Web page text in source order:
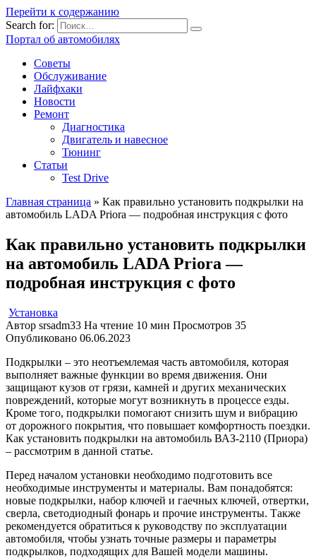
Перейти к содержанию
Search for:
Портал об автомобилях
Советы
Обслуживание
Лайфхаки
Новости
Ремонт
Диагностика
Двигатель и навесное
Тюнинг
Статьи
Test Drive
Главная страница » Как правильно установить подкрылки на
автомобиль LADA Priora — подробная инструкция с фото
Как правильно установить подкрылки
на автомобиль LADA Priora —
подробная инструкция с фото
Установка
Автор srsadm33 На чтение 10 мин Просмотров 35
Опубликовано 06.06.2023
Подкрылки – это неотъемлемая часть автомобиля, которая
выполняет важные функции во время движения. Они
защищают кузов от грязи, камней и других механических
повреждений, которые могут возникнуть в процессе езды.
Кроме того, подкрылки помогают снизить шум и вибрацию
от дорожного покрытия, что повышает комфортность поездки.
Как установить подкрылки на автомобиль ВАЗ-2110 (Приора)
– рассмотрим в данной статье.
Перед началом установки необходимо подготовить все
необходимые инструменты и материалы. Вам понадобятся:
новые подкрылки, набор ключей и гаечных ключей, отвертки,
сверла, светодиодный фонарь и прочие инструменты. Также
рекомендуется обратиться к руководству по эксплуатации
автомобиля, чтобы узнать точные размеры и параметры
подкрылков, подходящих для Вашей модели машины.